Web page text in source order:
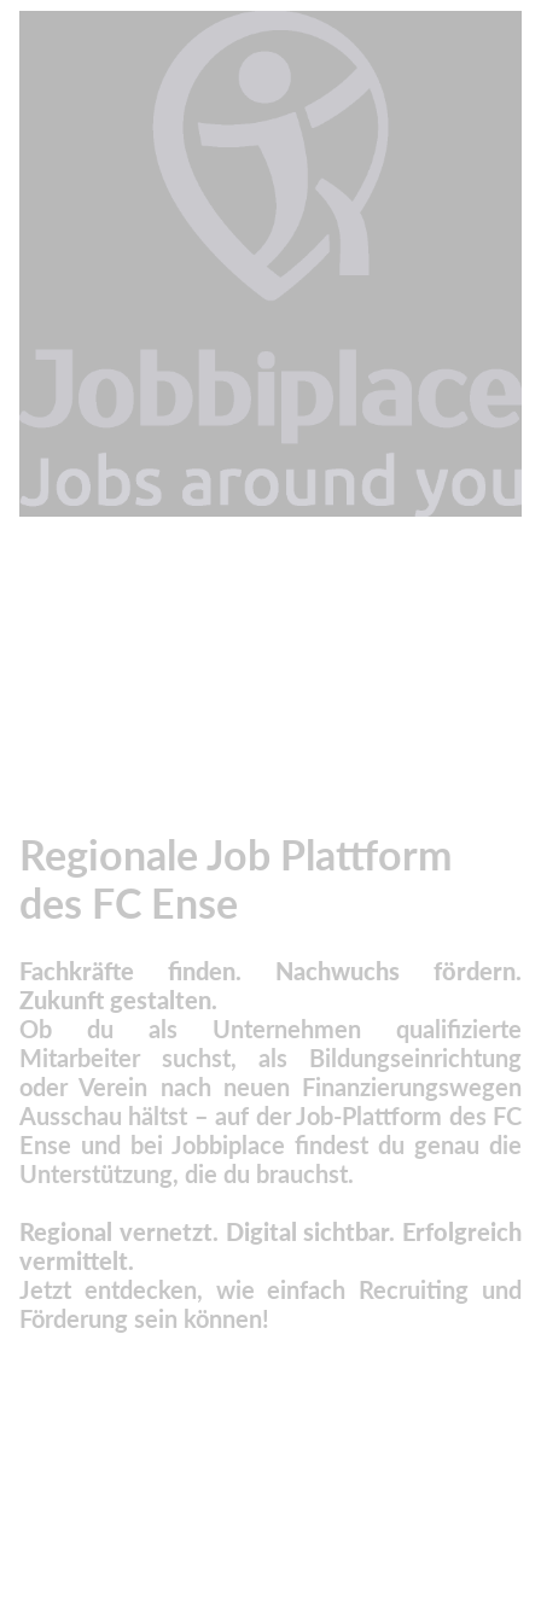
Regionale Job Plattform
des FC Ense
Fachkräfte finden. Nachwuchs fördern.
Zukunft gestalten.
Ob du als Unternehmen qualifizierte
Mitarbeiter suchst, als Bildungseinrichtung
oder Verein nach neuen Finanzierungswegen
Ausschau hältst – auf der Job-Plattform des FC
Ense und bei Jobbiplace findest du genau die
Unterstützung, die du brauchst.
Regional vernetzt. Digital sichtbar. Erfolgreich
vermittelt.
Jetzt entdecken, wie einfach Recruiting und
Förderung sein können!